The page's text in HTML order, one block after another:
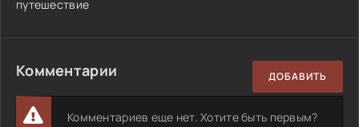
путешествие
Комментарии ДОБАВИТЬ
Комментариев еще нет. Хотите быть первым?